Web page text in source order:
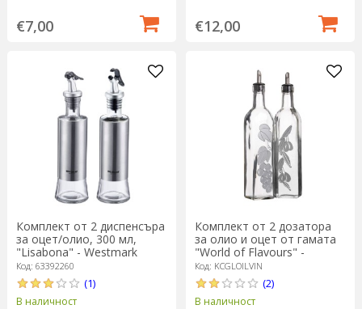
€7,00 €12,00
Комплект от 2 диспенсъра
за оцет/олио, 300 мл,
"Lisabona" - Westmark
Код: 63392260
(1)
В наличност
Комплект от 2 дозатора
за олио и оцет от гамата
"World of Flavours" -
Kitchen Craft
Код: KCGLOILVIN
(2)
В наличност